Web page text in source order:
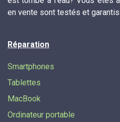
en vente sont testés et
Réparation
Smartphones
Tablettes
MacBook
Ordinateur portable